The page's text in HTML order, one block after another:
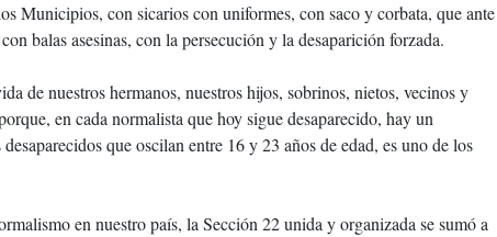
Municipios, con sicarios con uniformes, con saco y corbata, que ante
balas asesinas, con la persecución y la desaparición forzada.
de nuestros hermanos, nuestros hijos, sobrinos, nietos, vecinos y
en cada normalista que hoy sigue desaparecido, hay un
que oscilan entre 16 y 23 años de edad, es uno de los
en nuestro país, la Sección 22 unida y organizada se sumó a